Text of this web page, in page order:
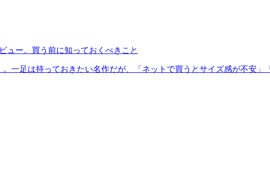
ュー。買う前に知っておくべきこと
一足は持っておきたい名作だが、「ネットで買うとサイズ感が不安」